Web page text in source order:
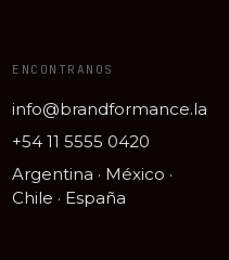
ENCONTRANOS
info@brandformance.la
+54 11 5555 0420
Argentina · México ·
Chile · España